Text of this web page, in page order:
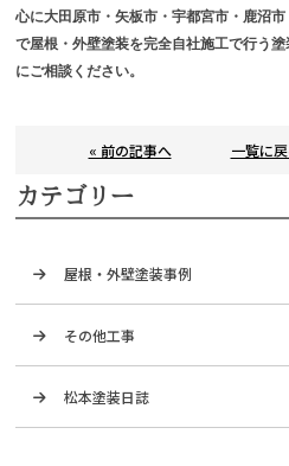
心に大田原市・矢板市・宇都宮市・鹿沼
で屋根・外壁塗装を完全自社施工で行う
にご相談ください。
« 前の記事へ 一覧に
カテゴリー
屋根・外壁塗装事例
その他工事
松本塗装日誌